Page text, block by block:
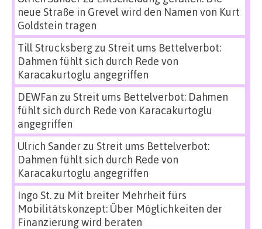
neue Straße in Grevel wird den Namen von Kurt
Goldstein tragen
Till Strucksbergzu Streit ums Bettelverbot:
Dahmen fühlt sich durch Rede von
Karacakurtoglu angegriffen
DEWFan zu Streit ums Bettelverbot: Dahmen
fühlt sich durch Rede von Karacakurtoglu
angegriffen
Ulrich Sanderzu Streit ums Bettelverbot:
Dahmen fühlt sich durch Rede von
Karacakurtoglu angegriffen
Ingo St.zu Mit breiter Mehrheit fürs
Mobilitätskonzept: Über Möglichkeiten der
Finanzierung wird beraten